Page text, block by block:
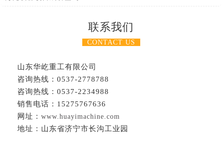
联系我们
CONTACT US
山东华屹重工有限公司
咨询热线：0537-2778788
咨询热线：0537-2234988
销售电话：15275767636
网址： www.huayimachine.com
地址：山东省济宁市长沟工业园